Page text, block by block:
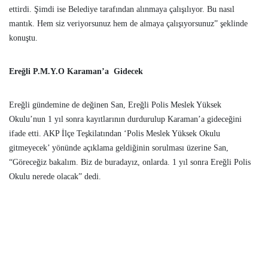
ettirdi. Şimdi ise Belediye tarafından alınmaya çalışılıyor. Bu nasıl
mantık. Hem siz veriyorsunuz hem de almaya çalışıyorsunuz” şeklinde
konuştu.
Ereğli P.M.Y.O Karaman’a Gidecek
Ereğli gündemine de değinen San, Ereğli Polis Meslek Yüksek
Okulu’nun 1 yıl sonra kayıtlarının durdurulup Karaman’a gideceğini
ifade etti. AKP İlçe Teşkilatından ‘Polis Meslek Yüksek Okulu
gitmeyecek’ yönünde açıklama geldiğinin sorulması üzerine San,
“Göreceğiz bakalım. Biz de buradayız, onlarda. 1 yıl sonra Ereğli Polis
Okulu nerede olacak” dedi.